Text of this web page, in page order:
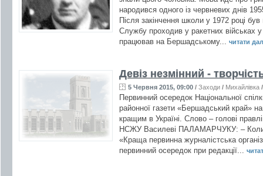
народився одного із червневих днів
Після закінчення школи у 1972 році
Службу проходив у ракетних військах
працював на Бершадському... читати
Девіз незмінний -
5 Червня 2015, 09:00 / Заходи / Михайлівка
Первинний осередок Національної
районної газети «Бершадський край»
кращим в Україні. Слово – голові
НСЖУ Василеві ПАЛАМАРЧУКУ: – Коли
«Краща первинна журналістська
первинний осередок при редакції...